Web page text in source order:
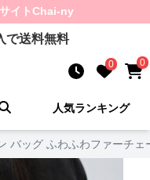
イトChai-ny
で送料無料
0 0
人気ランキング
バッグ ふわふわファーチ